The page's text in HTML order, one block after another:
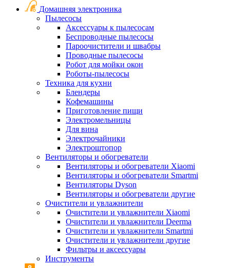
Домашняя электроника
Пылесосы
Аксессуары к пылесосам
Беспроводные пылесосы
Пароочистители и швабры
Проводные пылесосы
Робот для мойки окон
Роботы-пылесосы
Техника для кухни
Блендеры
Кофемашины
Приготовление пищи
Электромельницы
Для вина
Электрочайники
Электроштопор
Вентиляторы и обогреватели
Вентиляторы и обогреватели Xiaomi
Вентиляторы и обогреватели Smartmi
Вентиляторы Dyson
Вентиляторы и обогреватели другие
Очистители и увлажнители
Очистители и увлажнители Xiaomi
Очистители и увлажнители Deerma
Очистители и увлажнители Smartmi
Очистители и увлажнители другие
Фильтры и аксессуары
Инструменты